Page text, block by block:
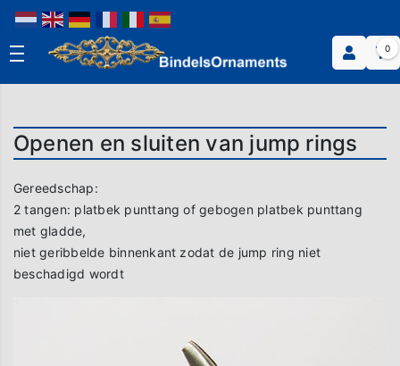
0
Openen en sluiten van jump rings
Gereedschap:
2 tangen: platbek punttang of gebogen platbek punttang
met gladde,
niet geribbelde binnenkant zodat de jump ring niet
beschadigd wordt